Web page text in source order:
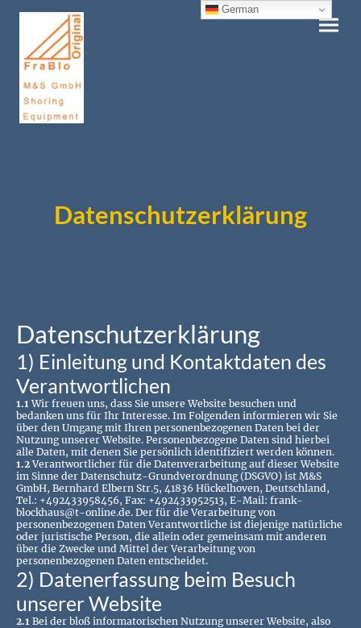
Datenschutzerklärung
Datenschutzerklärung
1) Einleitung und Kontaktdaten des
Verantwortlichen
1.1Wir freuen uns, dass Sie unsere Website besuchen und
bedanken uns für Ihr Interesse. Im Folgenden informieren wir Sie
über den Umgang mit Ihren personenbezogenen Daten bei der
Nutzung unserer Website. Personenbezogene Daten sind hierbei
alle Daten, mit denen Sie persönlich identifiziert werden können.
1.2Verantwortlicher für die Datenverarbeitung auf dieser Website
im Sinne der Datenschutz-Grundverordnung (DSGVO) ist M&S
GmbH, Bernhard Elbern Str.5, 41836 Hückelhoven, Deutschland,
Tel.: +492433958456, Fax: +492433952513, E-Mail: frank-
blockhaus@t-online.de. Der für die Verarbeitung von
personenbezogenen Daten Verantwortliche ist diejenige natürliche
oder juristische Person, die allein oder gemeinsam mit anderen
über die Zwecke und Mittel der Verarbeitung von
personenbezogenen Daten entscheidet.
2) Datenerfassung beim Besuch
unserer Website
2.1 Bei der bloß informatorischen Nutzung unserer Website, also
German